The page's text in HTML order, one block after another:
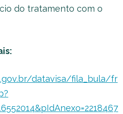
do tratamento com o
datavisa/fila_bula/fr